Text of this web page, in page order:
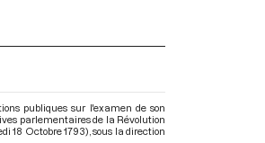
publiques sur l'examen de son
parlementaires de la Révolution
18 Octobre 1793) , sous la direction